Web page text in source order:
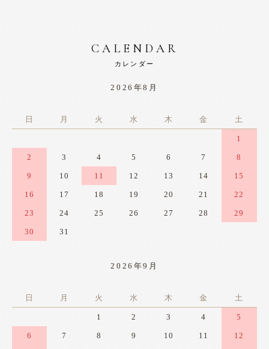
CALENDAR
カレンダー
2026年8月
日 月 火 水 木 金 土
1
2 3 4 5 6 7 8
9 10 11 12 13 14 15
16 17 18 19 20 21 22
23 24 25 26 27 28 29
30 31
2026年9月
日 月 火 水 木 金 土
1 2 3 4 5
6 7 8 9 10 11 12